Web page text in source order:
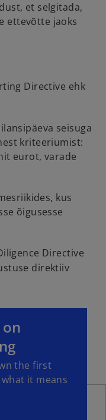
et selgitada,
ettevõtte jaoks
Directive ehk
seisuga
kriteeriumist:
eurot, varade
kus
õigusesse
Directive
direktiiv
the first
it means